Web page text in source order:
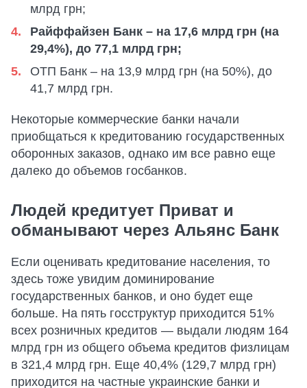
млрд грн;
Райффайзен Банк – на 17,6 млрд грн (на
29,4%), до 77,1 млрд грн;
ОТП Банк – на 13,9 млрд грн (на 50%), до
41,7 млрд грн.
Некоторые коммерческие банки начали
приобщаться к кредитованию государственных
оборонных заказов, однако им все равно еще
далеко до объемов госбанков.
Людей кредитует Приват и
обманывают через Альянс Банк
Если оценивать кредитование населения, то
здесь тоже увидим доминирование
государственных банков, и оно будет еще
больше. На пять госструктур приходится 51%
всех розничных кредитов — выдали людям 164
млрд грн из общего объема кредитов физлицам
в 321,4 млрд грн. Еще 40,4% (129,7 млрд грн)
приходится на частные украинские банки и